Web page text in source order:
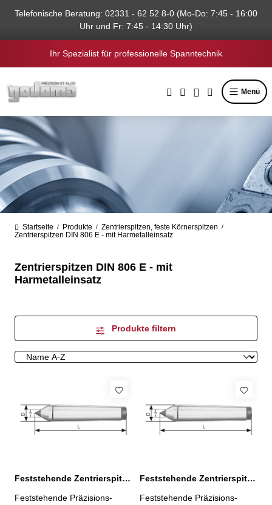
springen
Telefonische Beratung: 02331 - 62 52 8-0 (Mo-Do: 7:45 - 16:00
Uhr und Fr: 7:45 - 14:30 Uhr)
Ihr Spezialist für professionelle Spanntechnik
Menü
Startseite / Produkte / Zentrierspitzen, feste Körnerspitzen /
Zentrierspitzen DIN 806 E - mit Harmetalleinsatz
Zentrierspitzen DIN 806 E - mit
Harmetalleinsatz
Produkte filtern
Feststehende Zentrierspitze MK1 Typ 503 DIN 806 E
Feststehende Präzisions-
Feststehende Zentrierspitze MK2 Typ 503 DIN 806 E
Feststehende Präzisions-